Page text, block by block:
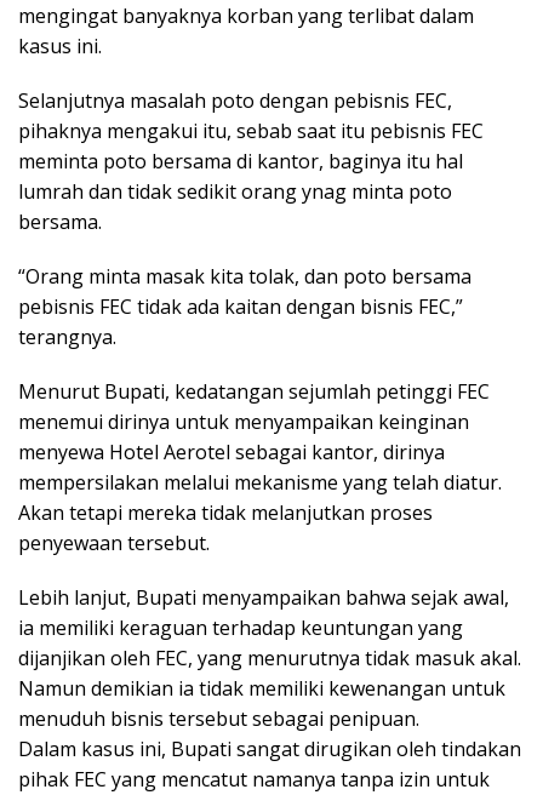
mengingat banyaknya korban yang terlibat dalam
kasus ini.
Selanjutnya masalah poto dengan pebisnis FEC,
pihaknya mengakui itu, sebab saat itu pebisnis FEC
meminta poto bersama di kantor, baginya itu hal
lumrah dan tidak sedikit orang ynag minta poto
bersama.
“Orang minta masak kita tolak, dan poto bersama
pebisnis FEC tidak ada kaitan dengan bisnis FEC,”
terangnya.
Menurut Bupati, kedatangan sejumlah petinggi FEC
menemui dirinya untuk menyampaikan keinginan
menyewa Hotel Aerotel sebagai kantor, dirinya
mempersilakan melalui mekanisme yang telah diatur.
Akan tetapi mereka tidak melanjutkan proses
penyewaan tersebut.
Lebih lanjut, Bupati menyampaikan bahwa sejak awal,
ia memiliki keraguan terhadap keuntungan yang
dijanjikan oleh FEC, yang menurutnya tidak masuk akal.
Namun demikian ia tidak memiliki kewenangan untuk
menuduh bisnis tersebut sebagai penipuan.
Dalam kasus ini, Bupati sangat dirugikan oleh tindakan
pihak FEC yang mencatut namanya tanpa izin untuk